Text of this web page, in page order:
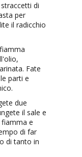
di
per
il radicchio
Fate
parti e
due
il sale e
e
di far
di tanto in